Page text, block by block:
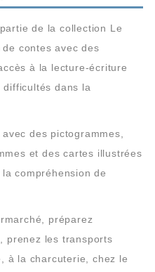
de la collection Le
de contes avec des
à la lecture-écriture
difficultés dans la
des pictogrammes,
et des cartes illustrées
compréhension de
préparez
prenez les transports
à la charcuterie, chez le